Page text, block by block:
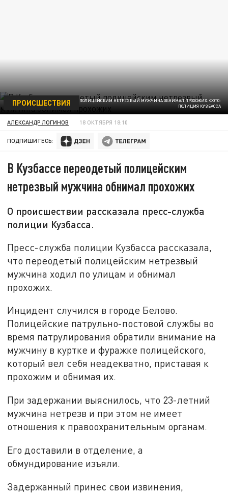
В КУЗБАССЕ ПЕРЕОДЕТЫЙ ПОЛИЦЕЙСКИМ НЕТРЕЗВЫЙ МУЖЧИНА ОБНИМАЛ ПРОХОЖИХ. ФОТО:
ПОЛИЦИЯ КУЗБАССА
ПРОИСШЕСТВИЯ
АЛЕКСАНДР ЛОГИНОВ 18 ОКТЯБРЯ 18:10
ПОДПИШИТЕСЬ:
В Кузбассе переодетый полицейским
нетрезвый мужчина обнимал прохожих
О происшествии рассказала пресс-служба
полиции Кузбасса.
Пресс-служба полиции Кузбасса рассказала,
что переодетый полицейским нетрезвый
мужчина ходил по улицам и обнимал
прохожих.
Инцидент случился в городе Белово.
Полицейские патрульно-постовой службы во
время патрулирования обратили внимание на
мужчину в куртке и фуражке полицейского,
который вел себя неадекватно, приставая к
прохожим и обнимая их.
При задержании выяснилось, что 23-летний
мужчина нетрезв и при этом не имеет
отношения к правоохранительным органам.
Его доставили в отделение, а
обмундирование изъяли.
Задержанный принес свои извинения,